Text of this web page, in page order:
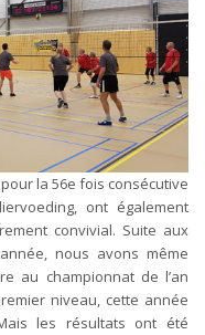
la 56e fois consécutive
ont également
convivial. Suite aux
nous avons même
au championnat de l’an
niveau, cette année
les résultats ont été